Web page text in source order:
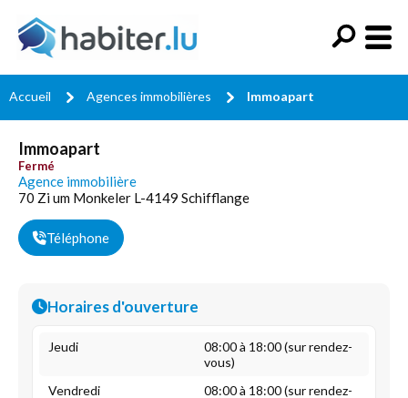
Accueil Agences immobilières Immoapart
Immoapart
Fermé
Agence immobilière
70 Zi um Monkeler L-4149 Schifflange
Téléphone
Horaires d'ouverture
Jeudi
08:00 à 18:00 (sur rendez-
vous)
Vendredi
08:00 à 18:00 (sur rendez-